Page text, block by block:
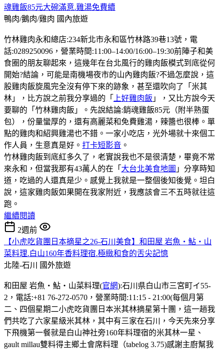
魂雞飯85元大碗滿意.雞湯免費續
鴨肉/鵝肉/雞肉 國內旅遊
竹林雞肉永和總店:234新北市永和區竹林路39巷13號，電
話:0289250096，營業時間:11:00–14:00/16:00–19:30前陣子和美
食圈的朋友聊起來，這幾年在台北風行的雞肉飯模式到底從何
開始?結論，可能是南機場夜市的山內雞肉飯?不過怎麼說，這
股雞肉飯旋風完全沒有停下來的跡象，甚至還吹向了「米其
林」，比方說之前我分享過的「
上好雞肉飯 」，又比方說今天
要聊的「竹林雞肉飯」。先說結論:銷魂雞飯85元（附半熟蛋
包），份量蠻厚的，還有高麗菜和免費雞湯，辣醬也很棒。單
點的雞肉和紹興雞湯也不錯。一家小吃店，光外場就十來個工
作人員，生意真是好。 打卡短影音 。
竹林雞肉飯到底紅多久了，老實說我也不是很清楚，畢竟不常
來永和，但當我那有43萬人的在「 大台北美食地圖 」分享時知
道，吃過的人還真是少。感覺上我就是一整個後知後覺。坦白
說，這家雞肉飯如果開在我家附近，我應該會三不五時就往這
跑。
繼續閱讀
2週前
【小虎吃貨團日本摘星之26-石川美食】和田屋 岩魚・鮎・山
菜料理.白山160年香料理宿.極緻和食的舌尖記憶
北陸-石川
國外旅遊
和田屋 岩魚・鮎・山菜料理(官網):石川県白山市三宮町イ55-
2，電話:+81 76-272-0570，營業時間:11:15 - 21:00(每個月第
二、四個星期二小虎吃貨團日本米其林摘星第十團，這一趟我
們共吃了六家星級米其林，其中有三家在石川，今天先來分享
下飛機第一餐就是白山神社旁160年料理宿的米其林一星、
gault millau雙料得主鄉土會席料理（tabelog 3.75)感謝主廚幫我